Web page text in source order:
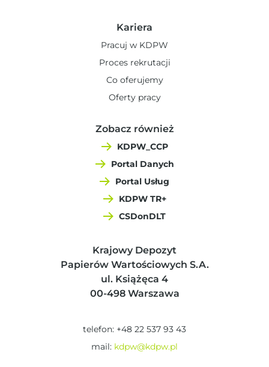
Kariera
Pracuj w KDPW
Proces rekrutacji
Co oferujemy
Oferty pracy
Zobacz również
KDPW_CCP
Portal Danych
Portal Usług
KDPW TR+
CSDonDLT
Krajowy Depozyt
Papierów Wartościowych S.A.
ul. Książęca 4
00-498 Warszawa
telefon: +48 22 537 93 43
mail: kdpw@kdpw.pl